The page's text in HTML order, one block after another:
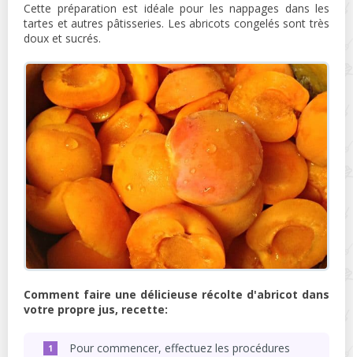
Cette préparation est idéale pour les nappages dans les
tartes et autres pâtisseries. Les abricots congelés sont très
doux et sucrés.
Comment faire une délicieuse récolte d'abricot dans
votre propre jus, recette:
Pour commencer, effectuez les procédures